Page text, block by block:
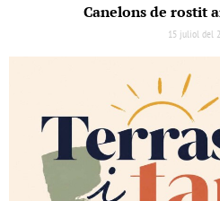
Canelons de rostit
15 juliol del